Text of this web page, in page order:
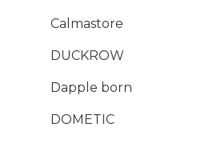
Calmastore
DUCKROW
Dapple born
DOMETIC